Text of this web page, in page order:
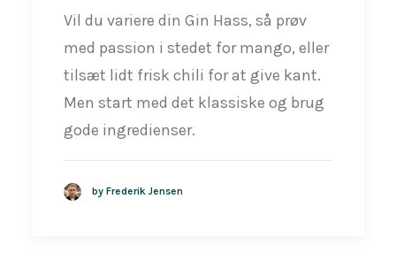
Vil du variere din Gin Hass, så prøv
med passion i stedet for mango, eller
tilsæt lidt frisk chili for at give kant.
Men start med det klassiske og brug
gode ingredienser.
by Frederik Jensen